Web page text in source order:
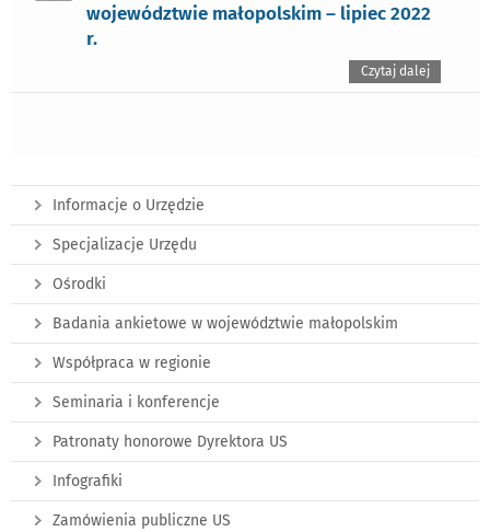
województwie małopolskim – lipiec 2022
r.
Czytaj dalej
Informacje o Urzędzie
Specjalizacje Urzędu
Ośrodki
Badania ankietowe w województwie małopolskim
Współpraca w regionie
Seminaria i konferencje
Patronaty honorowe Dyrektora US
Infografiki
Zamówienia publiczne US